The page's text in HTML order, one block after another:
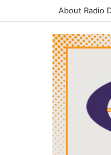
About Radio